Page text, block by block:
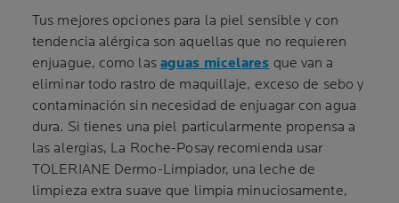
Tus mejores opciones para la piel sensible y con
tendencia alérgica son aquellas que no requieren
enjuague, como las aguas micelares que van a
eliminar todo rastro de maquillaje, exceso de sebo y
contaminación sin necesidad de enjuagar con agua
dura. Si tienes una piel particularmente propensa a
las alergias, La Roche-Posay recomienda usar
TOLERIANE Dermo-Limpiador, una leche de
limpieza extra suave que limpia minuciosamente,